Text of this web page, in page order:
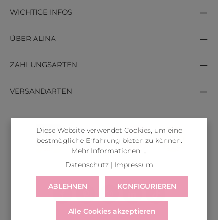
WICHTIGE INFOS
ÜBER ALINA
ZAHLUNGSARTEN
VERSANDARTEN
Diese Website verwendet Cookies, um eine
bestmögliche Erfahrung bieten zu können.
Mehr Informationen ...
Datenschutz| Impressum
ABLEHNEN KONFIGURIEREN
Alle Cookies akzeptieren